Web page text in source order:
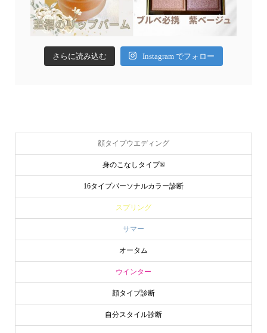
さらに読み込む Instagram でフォロー
顔タイプウエディング
身のこなしタイプ®
16タイプパーソナルカラー診断
スプリング
サマー
オータム
ウインター
顔タイプ診断
自分スタイル診断